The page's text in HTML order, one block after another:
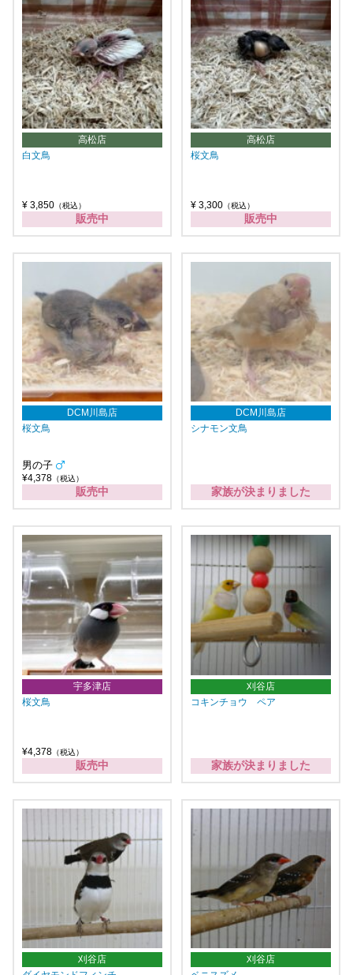
高松店
白文鳥
¥ 3,850 （税込）
販売中
高松店
桜文鳥
¥ 3,300 （税込）
販売中
DCM川島店
桜文鳥
男の子
¥4,378 （税込）
販売中
DCM川島店
シナモン文鳥
家族が決まりました
宇多津店
桜文鳥
¥4,378 （税込）
販売中
刈谷店
コキンチョウ ペア
家族が決まりました
刈谷店
刈谷店